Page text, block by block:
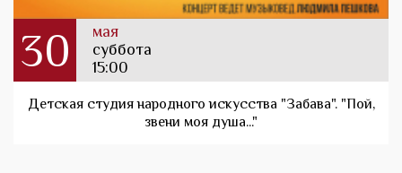
30
мая
суббота
15:00
Детская студия народного искусства "Забава". "Пой,
звени моя душа..."